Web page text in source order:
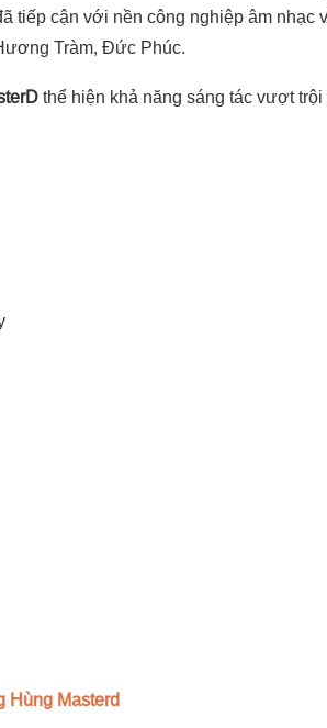
tiếp cận với nền công nghiệp âm nhạc
Tràm, Đức Phúc.
thể hiện khả năng sáng tác vượt
Hùng Masterd